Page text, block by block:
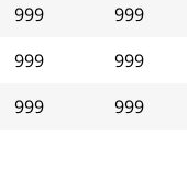
999
999
999
999
999
999